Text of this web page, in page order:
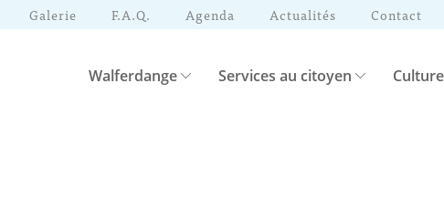
Galerie F.A.Q. Agenda Actualités Contact
Walferdange Services au citoyen